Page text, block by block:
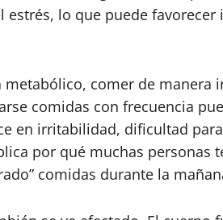
lo que puede
metabólico, comer de manera
comidas con frecuencia
en irritabilidad, dificultad
por qué muchas personas
comidas durante la